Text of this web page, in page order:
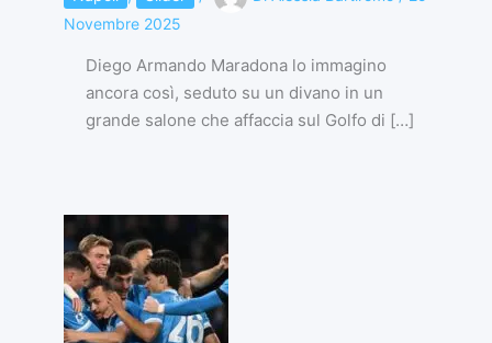
Novembre 2025
Diego Armando Maradona lo immagino
ancora così, seduto su un divano in un
grande salone che affaccia sul Golfo di […]